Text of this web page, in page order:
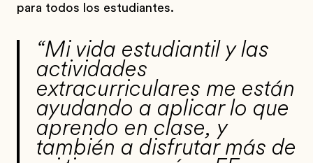
para todos los estudiantes.
“Mi vida estudiantil y las
actividades
extracurriculares me están
ayudando a aplicar lo que
aprendo en clase, y
también a disfrutar más de